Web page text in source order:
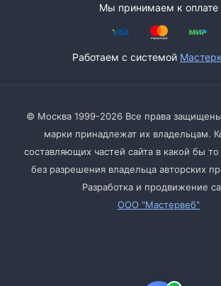
Мы принимаем к оплате
Работаем с системой
© Москва 1999-2026 Все права
марки принадлежат их владельцам.
составляющих частей сайта в какой бы
без разрешения владельца авторских
Разработка и продвижение
ООО "Мастервеб"